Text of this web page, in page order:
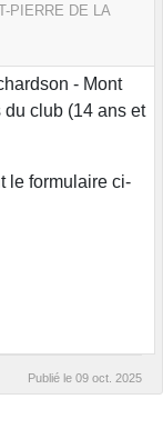
PIERRE DE LA
- Mont
du club (14 ans et
le formulaire ci-
Publié le 09 oct. 2025